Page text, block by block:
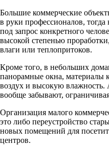
Большие коммерческие
в руки профессионалов,
под запрос конкретного
высокой степенью
влаги или теплопритоков.
Кроме того, в небольших
панорамные окна, материалы
воздух и высокую влажность.
вообще забывают,
Организация малого
это либо переустройство
новых помещений для
центров.